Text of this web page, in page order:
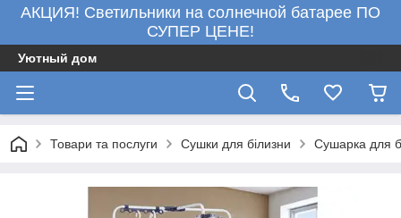
АКЦИЯ! Светильники на солнечной батарее ПО
СУПЕР ЦЕНЕ!
Уютный дом
Товари та послуги Сушки для білизни Сушарка для